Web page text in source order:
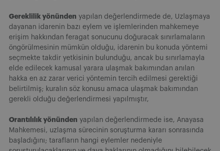
Gereklilik yönünden yapılan değerlendirmede de, Uzlaşmaya
dayanan idarenin bazı eylem ve işlemlerinden mahkemeye
erişim hakkından feragat sonucunu doğuracak sınırlamaların
öngörülmesinin mümkün olduğu, idarenin bu konuda yöntemi
seçmekte takdir yetkisinin bulunduğu, ancak bu sınırlamayla
elde edilecek kamusal yarara ulaşmak bakımından anılan
hakka en az zarar verici yöntemin tercih edilmesi gerektiği
belirtilmiş; kuralın söz konusu amaca ulaşmak bakımından
gerekli olduğu değerlendirmesi yapılmıştır,
Orantılılık yönünden yapılan değerlendirmede ise, Anayasa
Mahkemesi, uzlaşma sürecinin soruşturma kararı sonrasında
başladığını; tarafların hangi eylemler nedeniyle